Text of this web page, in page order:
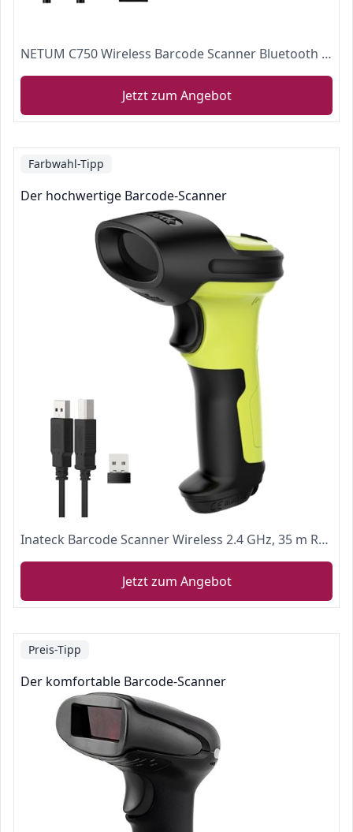
NETUM C750 Wireless Barcode Scanner Bluetooth Compatible Small Pocket USB 1D 2D QR Code Scanner for Inventory
Jetzt zum Angebot
Farbwahl-Tipp
Der hochwertige Barcode-Scanner
Inateck Barcode Scanner Wireless 2.4 GHz, 35 m Reichweite, automatisches schnelles und präzises Scannen, 15 Tagen Dauerbetrieb, BCST-60
Jetzt zum Angebot
Preis-Tipp
Der komfortable Barcode-Scanner